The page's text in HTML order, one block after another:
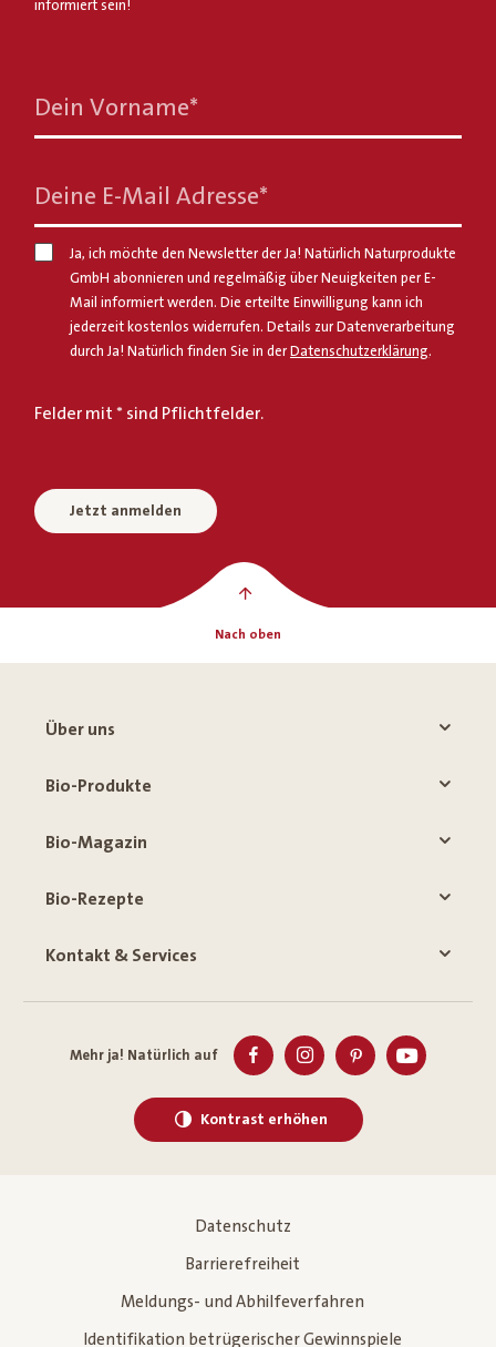
informiert sein!
Dein Vorname*
Deine E-Mail Adresse*
Ja, ich möchte den Newsletter der Ja! Natürlich Naturprodukte
GmbH abonnieren und regelmäßig über Neuigkeiten per E-
Mail informiert werden. Die erteilte Einwilligung kann ich
jederzeit kostenlos widerrufen. Details zur Datenverarbeitung
durch Ja! Natürlich finden Sie in der Datenschutzerklärung.
Felder mit * sind Pflichtfelder.
Jetzt anmelden
Nach oben
Über uns
Bio-Produkte
Bio-Magazin
Bio-Rezepte
Kontakt & Services
Mehr ja! Natürlich auf
Kontrast erhöhen
Datenschutz
Barrierefreiheit
Meldungs- und Abhilfeverfahren
Identifikation betrügerischer Gewinnspiele